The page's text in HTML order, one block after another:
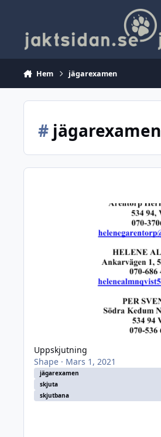
Hem jägarexamen
#jägarexamen
Uppskjutning
Shape· Mars 1, 2021
jägarexamen
skjuta
skjutbana